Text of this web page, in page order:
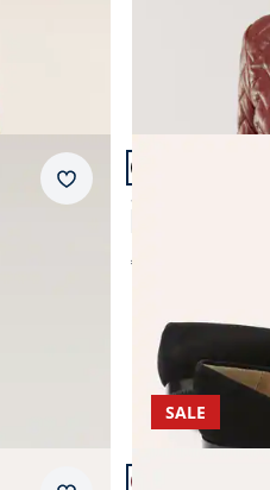
Merkzettel
Artikel 11 von 14.
Soft Ballerina
€ 149,99
Artikel 14 von 14.
SALE